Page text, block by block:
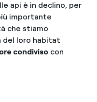
api è in declino, per
importante
che stiamo
del loro habitat
condivisocon